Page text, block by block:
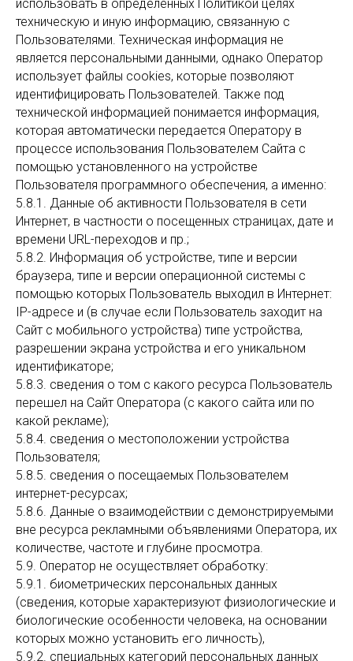
использовать в определенных Политикой целях
техническую и иную информацию, связанную с
Пользователями. Техническая информация не
является персональными данными, однако Оператор
использует файлы cookies, которые позволяют
идентифицировать Пользователей. Также под
технической информацией понимается информация,
которая автоматически передается Оператору в
процессе использования Пользователем Сайта с
помощью установленного на устройстве
Пользователя программного обеспечения, а именно:
5.8.1. Данные об активности Пользователя в сети
Интернет, в частности о посещенных страницах, дате и
времени URL-переходов и пр.;
5.8.2. Информация об устройстве, типе и версии
браузера, типе и версии операционной системы с
помощью которых Пользователь выходил в Интернет:
IP-адресе и (в случае если Пользователь заходит на
Сайт с мобильного устройства) типе устройства,
разрешении экрана устройства и его уникальном
идентификаторе;
5.8.3. сведения о том с какого ресурса Пользователь
перешел на Сайт Оператора (с какого сайта или по
какой рекламе);
5.8.4. сведения о местоположении устройства
Пользователя;
5.8.5. сведения о посещаемых Пользователем
интернет-ресурсах;
5.8.6. Данные о взаимодействии с демонстрируемыми
вне ресурса рекламными объявлениями Оператора, их
количестве, частоте и глубине просмотра.
5.9. Оператор не осуществляет обработку:
5.9.1. биометрических персональных данных
(сведения, которые характеризуют физиологические и
биологические особенности человека, на основании
которых можно установить его личность),
5.9.2. специальных категорий персональных данных